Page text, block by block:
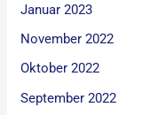
Januar 2023
November 2022
Oktober 2022
September 2022